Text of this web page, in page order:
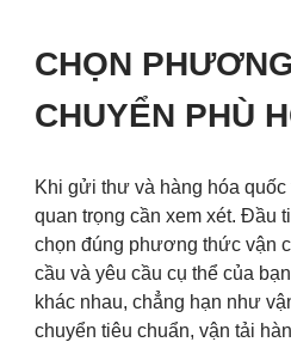
CHỌN
CHUYỂN PHÙ
Khi gửi thư và hàng hóa quốc
quan trọng cần xem xét. Đầu
chọn đúng phương thức vận
cầu và yêu cầu cụ thể của
khác nhau, chẳng hạn như
chuyển tiêu chuẩn, vận tải